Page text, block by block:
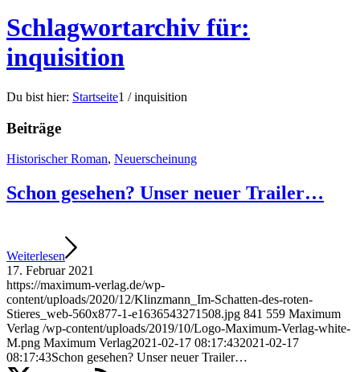
Schlagwortarchiv für:
inquisition
Du bist hier: Startseite1 / inquisition
Beiträge
Historischer Roman, Neuerscheinung
Schon gesehen? Unser neuer Trailer…
Weiterlesen
17. Februar 2021
https://maximum-verlag.de/wp-
content/uploads/2020/12/Klinzmann_Im-Schatten-des-roten-
Stieres_web-560x877-1-e1636543271508.jpg 841 559 Maximum
Verlag /wp-content/uploads/2019/10/Logo-Maximum-Verlag-white-
M.png Maximum Verlag2021-02-17 08:17:432021-02-17
08:17:43Schon gesehen? Unser neuer Trailer…